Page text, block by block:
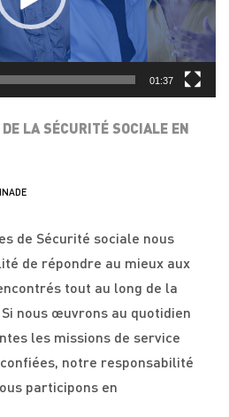
01:37
DE LA SÉCURITÉ SOCIALE EN
de Sécurité sociale nous
de répondre au mieux aux
tout au long de la
nous œuvrons au quotidien
les missions de service
notre responsabilité
participons en